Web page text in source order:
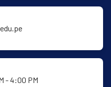
- 4:00 PM